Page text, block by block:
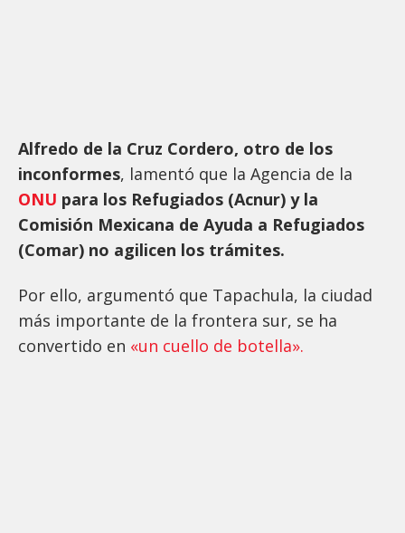
Alfredo de la Cruz Cordero, otro de los
inconformes, lamentó que la Agencia de la
ONU para los Refugiados (Acnur) y la
Comisión Mexicana de Ayuda a Refugiados
(Comar) no agilicen los trámites.
Por ello, argumentó que Tapachula, la ciudad
más importante de la frontera sur, se ha
convertido en «un cuello de botella».